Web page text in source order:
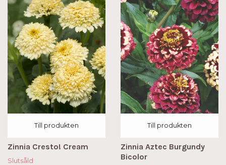
Till produkten
Zinnia Cresto! Cream
Slutsåld
Till produkten
Zinnia Aztec Burgundy
Bicolor